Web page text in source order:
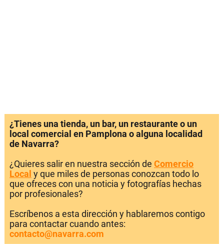
¿Tienes una tienda, un bar, un restaurante o un
local comercial en Pamplona o alguna localidad
de Navarra?
¿Quieres salir en nuestra sección de Comercio
Local y que miles de personas conozcan todo lo
que ofreces con una noticia y fotografías hechas
por profesionales?
Escríbenos a esta dirección y hablaremos contigo
para contactar cuando antes:
contacto@navarra.com